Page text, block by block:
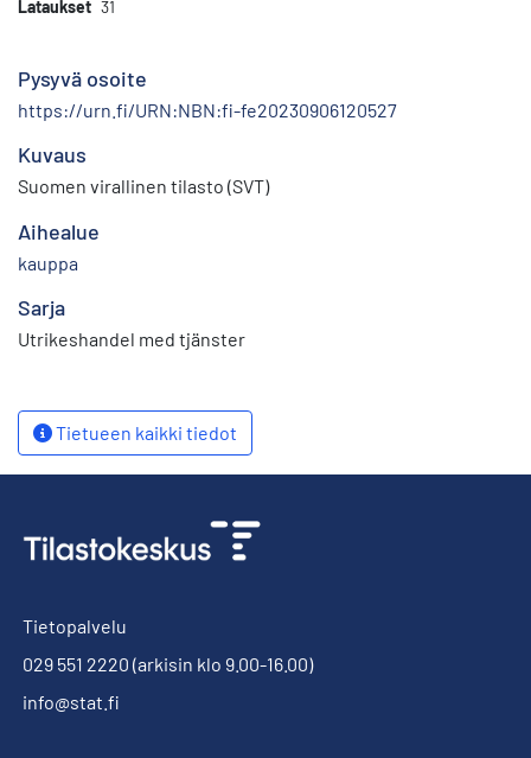
Lataukset 31
Pysyvä osoite
https://urn.fi/URN:NBN:fi-fe20230906120527
Kuvaus
Suomen virallinen tilasto (SVT)
Aihealue
kauppa
Sarja
Utrikeshandel med tjänster
Tietueen kaikki tiedot
Tietopalvelu
029 551 2220 (arkisin klo 9.00-16.00)
info@stat.fi